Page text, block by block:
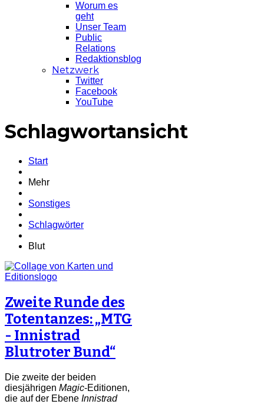
Worum es
geht
Unser Team
Public
Relations
Redaktionsblog
Netzwerk
Twitter
Facebook
YouTube
Schlagwortansicht
Start
Mehr
Sonstiges
Schlagwörter
Blut
Zweite Runde des
Totentanzes: „MTG
- Innistrad
Blutroter Bund“
Die zweite der beiden
diesjährigen Magic-Editionen,
die auf der Ebene Innistrad